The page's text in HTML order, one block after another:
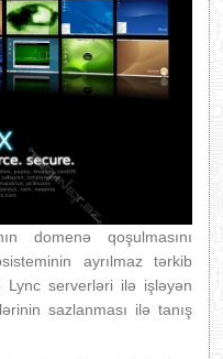
domenə qoşulmasını
ayrılmaz tərkib
serverləri ilə işləyən
sazlanması ilə tanış